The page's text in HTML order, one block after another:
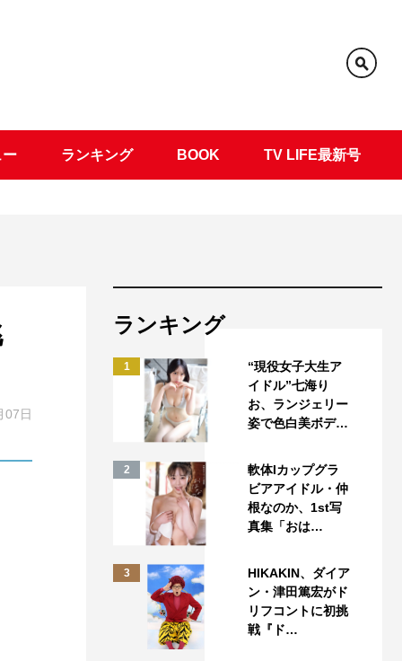
ー ランキング BOOK TV LIFE最新号
07日
ランキング
1
“現役女子大生ア
イドル”七海り
お、ランジェリー
姿で色白美ボデ…
2
軟体Iカップグラ
ビアアイドル・仲
根なのか、1st写
真集「おは…
3
HIKAKIN、ダイア
ン・津田篤宏がド
リフコントに初挑
戦『ド…